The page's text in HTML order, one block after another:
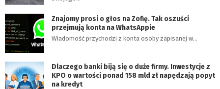
Znajomy prosi o głos na Zofię. Tak oszuści
przejmują konta na WhatsAppie
Wiadomość przychodzi z konta osoby zapisanej w…
Dlaczego banki biją się o duże firmy. Inwestycje z
KPO o wartości ponad 158 mld zł napędzają popyt
na kredyt